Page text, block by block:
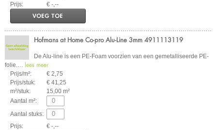
Prijs:
€ -,--
VOEG TOE
Hofmans at Home Co-pro Alu-Line 3mm 4911113119
De Alu-line is een PE-Foam voorzien van een gemetalliseerde PE-
folie.
lees meer
Prijs/m²:
€ 2,75
Prijs/stuk:
€ 41,25
m²/stuk:
15,00 m²
Aantal m²:
Aantal stuks:
Prijs:
€ -,--